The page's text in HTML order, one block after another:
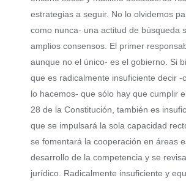
estrategias a seguir. No lo olvidemos
como nunca- una actitud de búsqueda
amplios consensos. El primer
aunque no el único- es el gobierno. Si
que es radicalmente insuficiente decir -
lo hacemos- que sólo hay que cumplir
28 de la Constitución, también es
que se impulsará la sola capacidad
se fomentará la cooperación en áreas
desarrollo de la competencia y se
jurídico. Radicalmente insuficiente y